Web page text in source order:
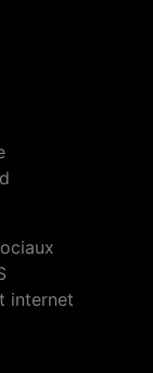
internet